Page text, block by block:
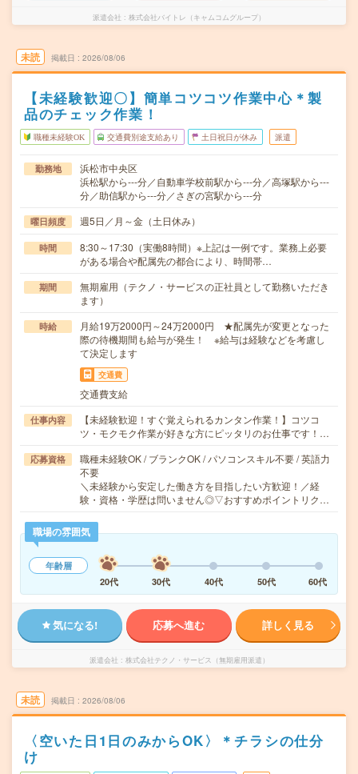
派遣会社 株式会社バイトレ（キャムコムグループ）
未読 掲載日 2026/08/06
【未経験歓迎〇】簡単コツコツ作業中心＊製
品のチェック作業！
職種未経験OK 交通費別途支給あり 土日祝日が休み 派遣
勤務地
浜松市中央区
浜松駅から---分／自動車学校前駅から---分／高塚駅から---
分／助信駅から---分／さぎの宮駅から---分
曜日頻度 週5日／月～金（土日休み）
時間
8:30～17:30（実働8時間）※上記は一例です。業務上必要
がある場合や配属先の都合により、時間帯…
期間
無期雇用（テクノ・サービスの正社員として勤務いただき
ます）
時給
月給19万2000円～24万2000円 ★配属先が変更となった
際の待機期間も給与が発生！ ※給与は経験などを考慮し
て決定します
交通費
交通費支給
仕事内容
【未経験歓迎！すぐ覚えられるカンタン作業！】コツコ
ツ・モクモク作業が好きな方にピッタリのお仕事です！…
応募資格
職種未経験OK / ブランクOK / パソコンスキル不要 / 英語力
不要
＼未経験から安定した働き方を目指したい方歓迎！／経
験・資格・学歴は問いません◎▽おすすめポイントリク…
職場の雰囲気
年齢層
20代
30代 40代 50代 60代
気になる! 応募へ進む 詳しく見る
派遣会社 株式会社テクノ・サービス（無期雇用派遣）
未読 掲載日 2026/08/06
〈空いた日1日のみからOK〉＊チラシの仕分
け